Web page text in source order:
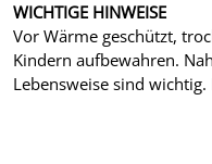
WICHTIGE HINWEISE
Vor Wärme geschützt,
Kindern aufbewahren.
Lebensweise sind